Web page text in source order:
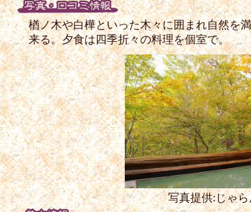
楢ノ木や白樺といった木々に囲まれ自然を
来る。夕食は四季折々の料理を個室で。
写真提供:じゃら